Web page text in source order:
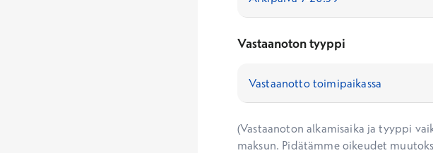
Vastaanoton tyyppi
(Vastaanoton alkamisaika ja tyyppi
maksun. Pidätämme oikeudet